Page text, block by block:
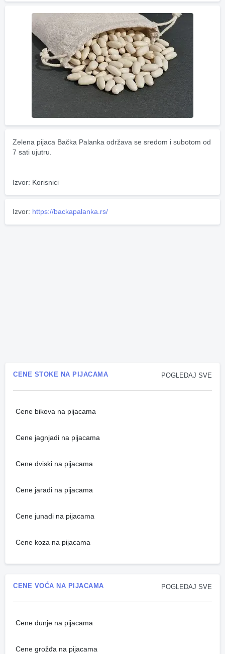
Zelena pijaca Bačka Palanka održava se sredom i subotom od
7 sati ujutru.
Izvor: Korisnici
Izvor: https://backapalanka.rs/
POGLEDAJ SVE
CENE STOKE NA PIJACAMA
Cene bikova na pijacama
Cene jagnjadi na pijacama
Cene dviski na pijacama
Cene jaradi na pijacama
Cene junadi na pijacama
Cene koza na pijacama
POGLEDAJ SVE
CENE VOĆA NA PIJACAMA
Cene dunje na pijacama
Cene grožđa na pijacama